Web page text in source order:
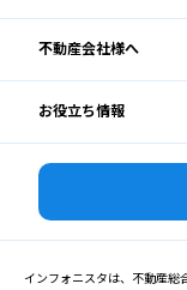
不動産会社様へ
お役立ち情報
インフォニスタは、不動産総